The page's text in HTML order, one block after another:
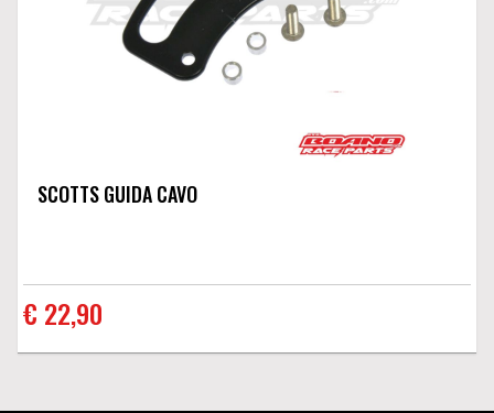
SCOTTS GUIDA CAVO
€ 22,90